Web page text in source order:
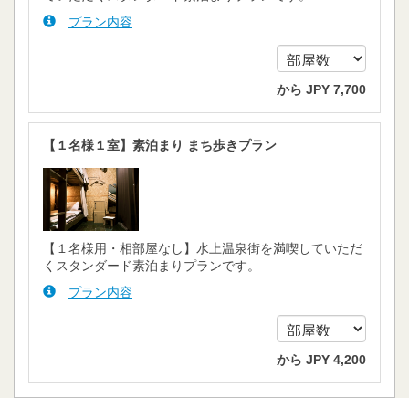
プラン内容
から JPY 7,700
【１名様１室】素泊まり まち歩きプラン
【１名様用・相部屋なし】水上温泉街を満喫していただ
くスタンダード素泊まりプランです。
プラン内容
から JPY 4,200